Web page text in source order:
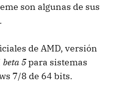
son algunas de sus
de AMD, versión
beta 5para sistemas
7/8 de 64 bits.